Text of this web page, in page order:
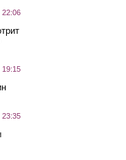
22:06
19:15
23:35